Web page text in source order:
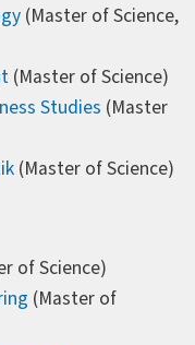
(Master of Science,
(Master of Science)
Studies (Master
(Master of Science)
of Science)
(Master of